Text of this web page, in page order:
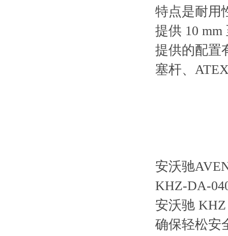
特点是耐用
提供 10 mm
提供的配置
塞杆、
安沃驰
KHZ-DA-
安沃驰
确保轻松安